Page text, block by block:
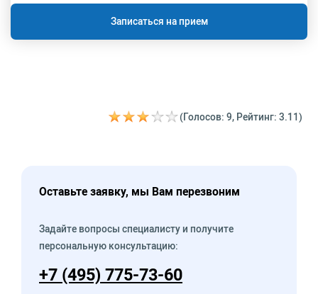
Записаться на прием
(Голосов: 9, Рейтинг: 3.11)
Оставьте заявку, мы Вам перезвоним
Задайте вопросы специалисту и получите
персональную консультацию:
+7 (495) 775-73-60